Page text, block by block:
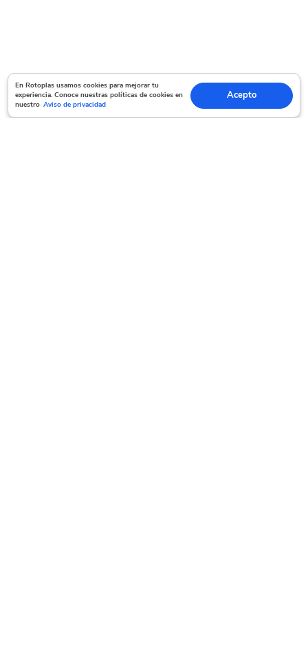
En Rotoplas usamos cookies para mejorar tu experiencia. Conoce nuestras políticas
de cookies en nuestro Aviso de privacidad Acepto
En Rotoplas usamos cookies para mejorar tu
experiencia. Conoce nuestras políticas de cookies en
nuestro Aviso de privacidad
Acepto